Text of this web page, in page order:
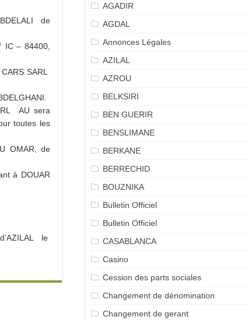
de
IC – 84400,
SARL
AU sera
toutes les
OMAR, de
à DOUAR
le
AGADIR
AGDAL
Annonces Légales
AZILAL
AZROU
BELKSIRI
BEN GUERIR
BENSLIMANE
BERKANE
BERRECHID
BOUZNIKA
Bulletin Officiel
Bulletin Officiel
CASABLANCA
Casino
Cession des parts sociales
Changement de dénomination
Changement de gerant